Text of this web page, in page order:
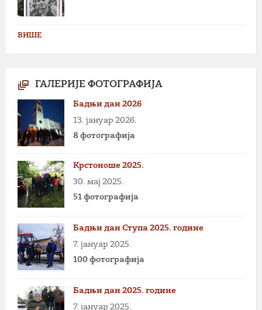
ВИШЕ
ГАЛЕРИЈЕ ФОТОГРАФИЈА
Бадњи дан 2026
13. јануар 2026.
8 фотографија
Крстоноше 2025.
30. мај 2025.
51 фотографија
Бадњи дан Ступа 2025. године
7. јануар 2025.
100 фотографија
Бадњи дан 2025. године
7. јануар 2025.